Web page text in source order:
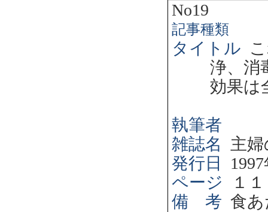
No19
記事種類
タイトル
浄、消
効果は
執筆者
雑誌名
主
発行日
1997
ページ
１
備 考 食あ